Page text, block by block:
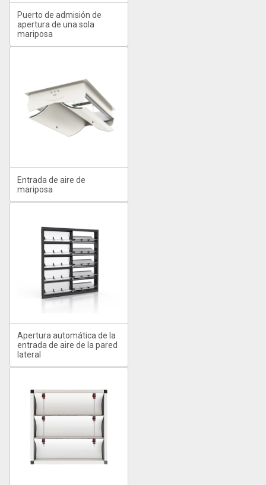
Puerto de admisión de
apertura de una sola
mariposa
Entrada de aire de
mariposa
Apertura automática de la
entrada de aire de la pared
lateral